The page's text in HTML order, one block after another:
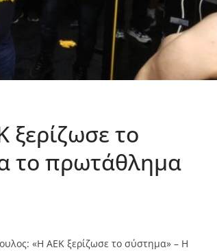
το
το πρωτάθλημα
«Η ΑΕΚ ξερίζωσε το σύστημα» – Η